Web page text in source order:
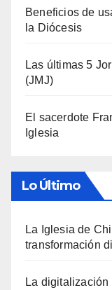
Beneficios de
la Diócesis
Las últimas 5
(JMJ)
El sacerdote
Iglesia
Lo Último
La Iglesia de
transformación
La